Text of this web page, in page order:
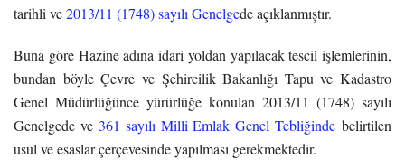
tarihli ve2013/11 (1748) sayılı Genelgede açıklanmıştır.
Buna göre Hazine adına idari yoldan yapılacak tescil işlemlerinin,
bundan böyle Çevre ve Şehircilik Bakanlığı Tapu ve Kadastro
Genel Müdürlüğünce yürürlüğe konulan 2013/11 (1748) sayılı
Genelgede ve 361 sayılı Milli Emlak Genel Tebliğinde belirtilen
usul ve esaslar çerçevesinde yapılması gerekmektedir.